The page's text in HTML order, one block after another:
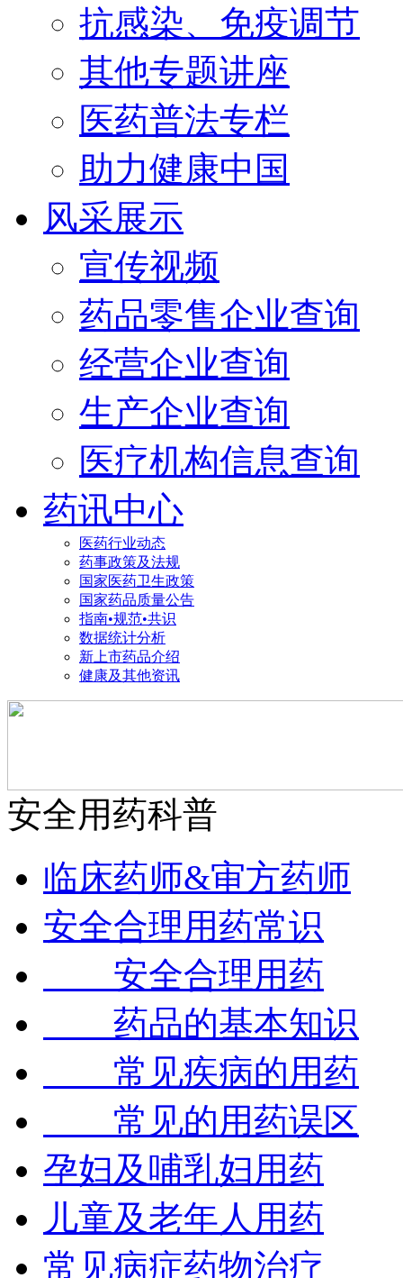
抗感染、免疫调节
其他专题讲座
医药普法专栏
助力健康中国
风采展示
宣传视频
药品零售企业查询
经营企业查询
生产企业查询
医疗机构信息查询
药讯中心
医药行业动态
药事政策及法规
国家医药卫生政策
国家药品质量公告
指南•规范•共识
数据统计分析
新上市药品介绍
健康及其他资讯
安全用药科普
临床药师&审方药师
安全合理用药常识
安全合理用药
药品的基本知识
常见疾病的用药
常见的用药误区
孕妇及哺乳妇用药
儿童及老年人用药
常见病症药物治疗